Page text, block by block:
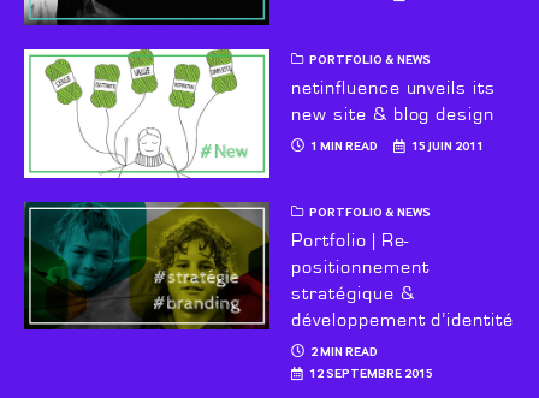
PORTFOLIO & NEWS
netinfluence unveils its
new site & blog design
1 MIN READ 15 JUIN 2011
PORTFOLIO & NEWS
Portfolio | Re-
positionnement
stratégique &
développement d’identité
2 MIN READ
12 SEPTEMBRE 2015